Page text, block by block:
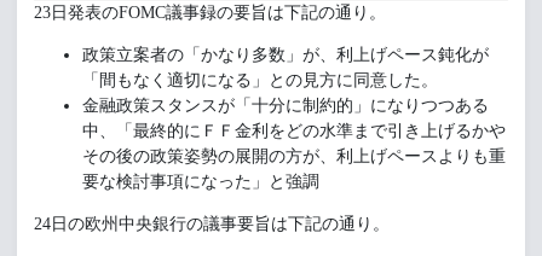
23日発表のFOMC議事録の要旨は下記の通り。
政策立案者の「かなり多数」が、利上げペース鈍化が
「間もなく適切になる」との見方に同意した。
金融政策スタンスが「十分に制約的」になりつつある
中、「最終的にＦＦ金利をどの水準まで引き上げるかや
その後の政策姿勢の展開の方が、利上げペースよりも重
要な検討事項になった」と強調
24日の欧州中央銀行の議事要旨は下記の通り。